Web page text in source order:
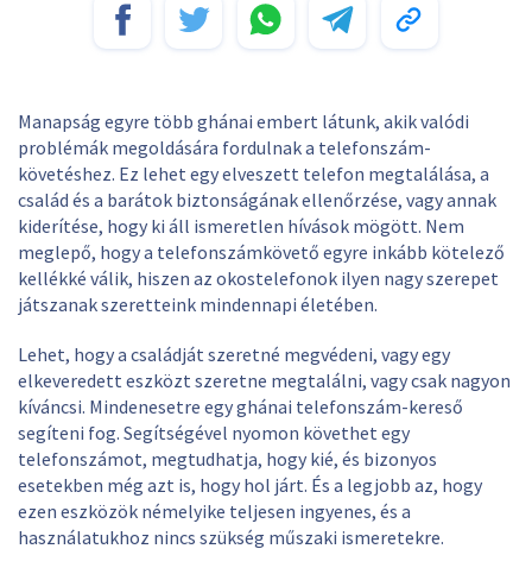
Manapság egyre több ghánai embert látunk, akik valódi
problémák megoldására fordulnak a telefonszám-
követéshez. Ez lehet egy elveszett telefon megtalálása, a
család és a barátok biztonságának ellenőrzése, vagy annak
kiderítése, hogy ki áll ismeretlen hívások mögött. Nem
meglepő, hogy a telefonszámkövető egyre inkább kötelező
kellékké válik, hiszen az okostelefonok ilyen nagy szerepet
játszanak szeretteink mindennapi életében.
Lehet, hogy a családját szeretné megvédeni, vagy egy
elkeveredett eszközt szeretne megtalálni, vagy csak nagyon
kíváncsi. Mindenesetre egy ghánai telefonszám-kereső
segíteni fog. Segítségével nyomon követhet egy
telefonszámot, megtudhatja, hogy kié, és bizonyos
esetekben még azt is, hogy hol járt. És a legjobb az, hogy
ezen eszközök némelyike teljesen ingyenes, és a
használatukhoz nincs szükség műszaki ismeretekre.